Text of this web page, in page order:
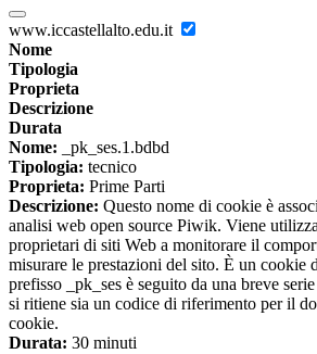
www.iccastellalto.edu.it
Nome
Tipologia
Proprieta
Descrizione
Durata
Nome: _pk_ses.1.bdbd
Tipologia: tecnico
Proprieta: Prime Parti
Descrizione: Questo nome di cookie è
analisi web open source Piwik. Viene
proprietari di siti Web a monitorare il
misurare le prestazioni del sito. È un cookie
prefisso _pk_ses è seguito da una breve
si ritiene sia un codice di riferimento per il
cookie.
Durata: 30 minuti